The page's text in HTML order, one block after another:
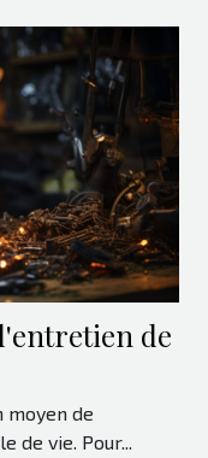
de
moyen de
de vie. Pour...